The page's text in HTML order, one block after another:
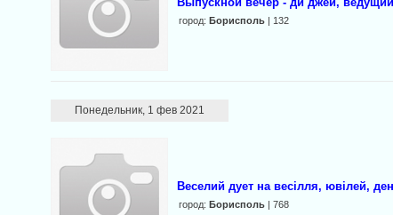
город:Борисполь | 132
Понедельник, 1 фев 2021
Веселий дует на весілля, ювілей,
город:Борисполь | 768